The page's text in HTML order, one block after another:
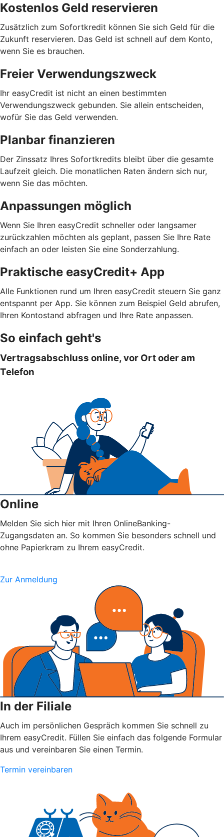
Kostenlos Geld reservieren
Zusätzlich zum Sofortkredit können Sie sich Geld für die
Zukunft reservieren. Das Geld ist schnell auf dem Konto,
wenn Sie es brauchen.
Freier Verwendungszweck
Ihr easyCredit ist nicht an einen bestimmten
Verwendungszweck gebunden. Sie allein entscheiden,
wofür Sie das Geld verwenden.
Planbar finanzieren
Der Zinssatz Ihres Sofortkredits bleibt über die gesamte
Laufzeit gleich. Die monatlichen Raten ändern sich nur,
wenn Sie das möchten.
Anpassungen möglich
Wenn Sie Ihren easyCredit schneller oder langsamer
zurückzahlen möchten als geplant, passen Sie Ihre Rate
einfach an oder leisten Sie eine Sonderzahlung.
Praktische easyCredit+ App
Alle Funktionen rund um Ihren easyCredit steuern Sie ganz
entspannt per App. Sie können zum Beispiel Geld abrufen,
Ihren Kontostand abfragen und Ihre Rate anpassen.
So einfach geht's
Vertragsabschluss online, vor Ort oder am
Telefon
Online
Melden Sie sich hier mit Ihren OnlineBanking-
Zugangsdaten an. So kommen Sie besonders schnell und
ohne Papierkram zu Ihrem easyCredit.
Zur Anmeldung
In der Filiale
Auch im persönlichen Gespräch kommen Sie schnell zu
Ihrem easyCredit. Füllen Sie einfach das folgende Formular
aus und vereinbaren Sie einen Termin.
Termin vereinbaren